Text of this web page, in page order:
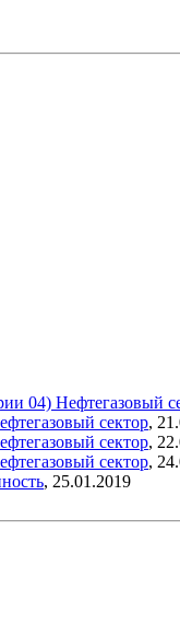
04) Нефтегазовый
сектор,
сектор,
сектор,
, 25.01.2019